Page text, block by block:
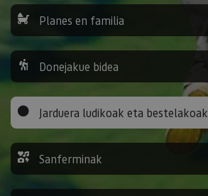
Planes en familia
Donejakue bidea
Jarduera ludikoak eta bestelakoak
Sanferminak